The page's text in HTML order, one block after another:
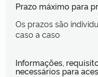
Prazo máximo para
Os prazos são
caso a caso
Informações,
necessários para